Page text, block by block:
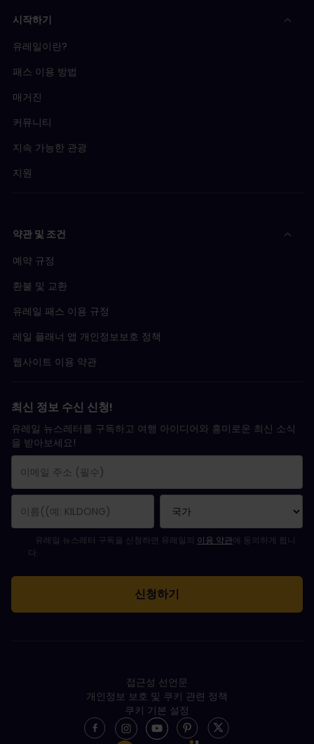
시작하기
유레일이란?
패스 이용 방법
매거진
커뮤니티
지속 가능한 관광
지원
약관 및 조건
예약 규정
환불 및 교환
유레일 패스 이용 규정
레일 플래너 앱 개인정보보호 정책
웹사이트 이용 약관
최신 정보 수신 신청!
유레일 뉴스레터를 구독하고 여행 아이디어와 흥미로운 최신 소식
을 받아보세요!
구독 신청이 완료되었습니다.
이메일 주소는 필수 항목입니다.
유효하지 않은 이메일 주소입니다!
뉴스레터를 구독하는 중 오류가 발생했습니다. 나중에 다시 시도해 주세요.
귀하는 이미 이 뉴스레터를 구독했습니다!
뉴스레터 구독을 위해서는 이용 약관에 동의하셔야 합니다.
유레일 뉴스레터 구독을 신청하면 유레일의 이용 약관에 동의하게 됩니
다.
접근성 선언문
개인정보 보호 및 쿠키 관련 정책
쿠키 기본 설정